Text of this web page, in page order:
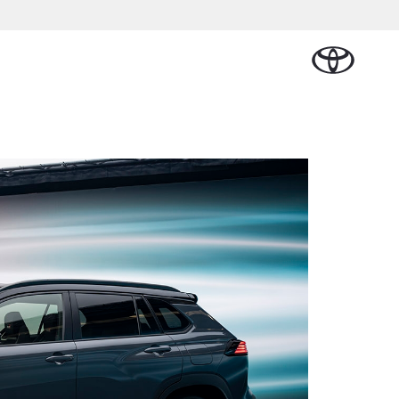
ELEKTRISCH
Vanaf € 32.995,-
Toyota C-HR
OOK ALS PLUG-IN
HYBRIDE
Vraag een brochure aan
Bekijk de verwachte
modellen
Onderdelen
Accessoires
Banden
Werkplaatsafspraak
maken
Contact en
Route
Thuislaadpakketten
Laadpas
Energie en slim
laden
Lease
Bedrijfswagens
op maat
Financieren of
leasen
Verzekeren
Vraag een
brochure
aan
Contact
en Route